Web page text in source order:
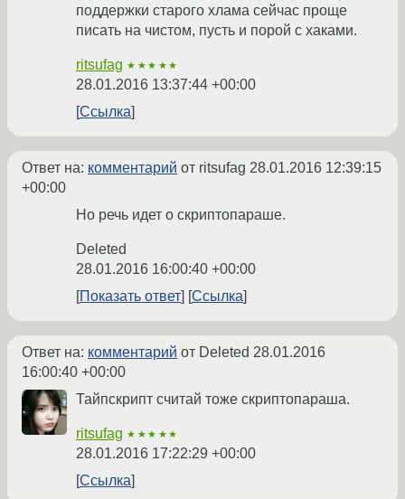
поддержки старого хлама сейчас проще
писать на чистом, пусть и порой с хаками.
ritsufag ★★★★★
28.01.2016 13:37:44 +00:00
Ссылка
Ответ на: комментарий от ritsufag 28.01.2016 12:39:15
+00:00
Но речь идет о скриптопараше.
Deleted
28.01.2016 16:00:40 +00:00
Показать ответ
Ссылка
Ответ на: комментарий от Deleted 28.01.2016
16:00:40 +00:00
Тайпскрипт считай тоже скриптопараша.
ritsufag ★★★★★
28.01.2016 17:22:29 +00:00
Ссылка